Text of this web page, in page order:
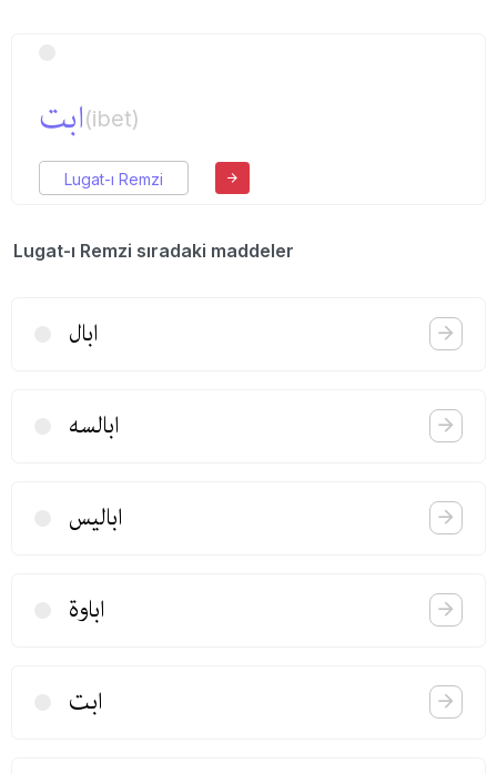
ابت(ibet)
Lugat-ı Remzi
Lugat-ı Remzi sıradaki maddeler
ابال
ابالسه
ابالیس
اباوة
ابت